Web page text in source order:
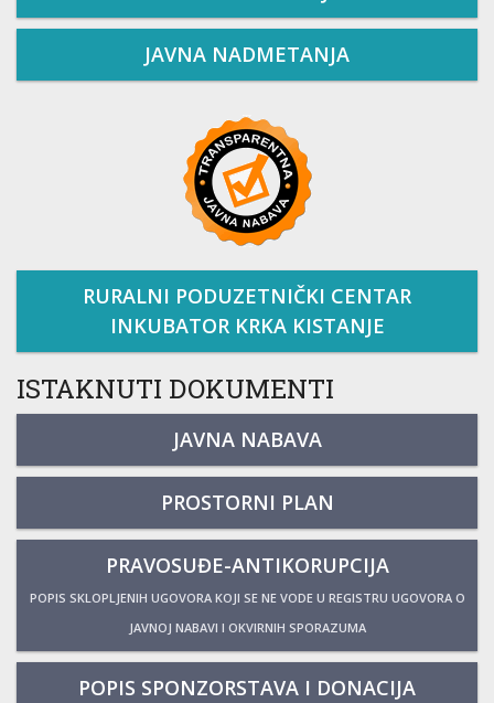
JAVNA NADMETANJA
RURALNI PODUZETNIČKI CENTAR
INKUBATOR KRKA KISTANJE
ISTAKNUTI DOKUMENTI
JAVNA NABAVA
PROSTORNI PLAN
PRAVOSUĐE-ANTIKORUPCIJA
POPIS SKLOPLJENIH UGOVORA KOJI SE NE VODE U REGISTRU UGOVORA O
JAVNOJ NABAVI I OKVIRNIH SPORAZUMA
POPIS SPONZORSTAVA I DONACIJA